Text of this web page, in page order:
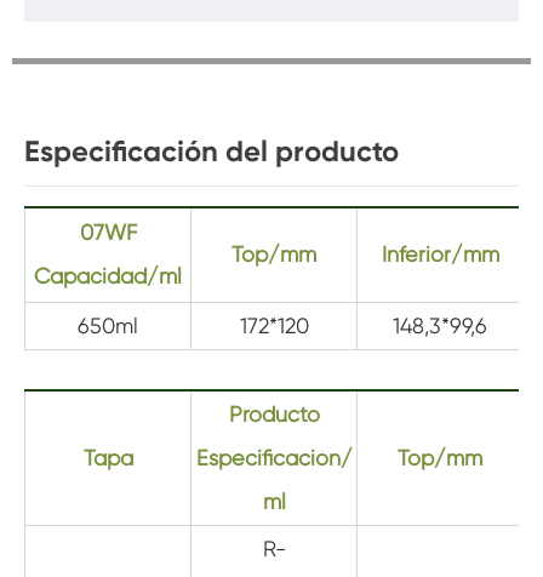
Especificación del producto
07WF
Capacidad/ml
Top/mm Inferior/mm
650ml 172*120 148,3*99,6
Tapa
Producto
Especificación/
ml
Top/mm
R-